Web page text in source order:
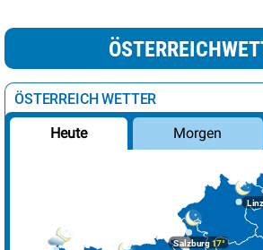
ÖSTERREICH WETTER
Heute Morgen
Salzburg17°